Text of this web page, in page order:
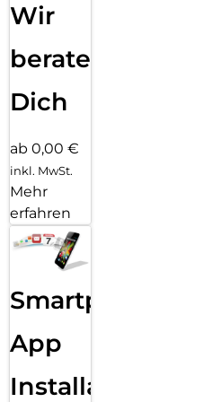
Hülle kombinieren. Diese
ohne die Schutzfunktionen zu
Wir
beraten
Dich
ab 0,00 €
inkl. MwSt.
Mehr
erfahren
Smartphone
App
Installation